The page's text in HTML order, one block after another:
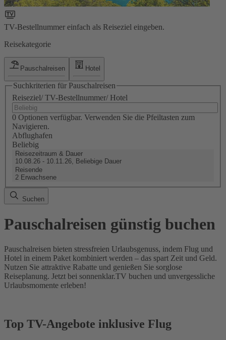
TV-Bestellnummer einfach als Reiseziel eingeben.
Reisekategorie
Pauschalreisen Hotel
Suchkriterien für Pauschalreisen
Reiseziel/ TV-Bestellnummer/ Hotel
0 Optionen verfügbar. Verwenden Sie die Pfeiltasten zum
Navigieren.
Abflughafen
Beliebig
Reisezeitraum & Dauer
10.08.26 - 10.11.26, Beliebige Dauer
Reisende
2 Erwachsene
Suchen
Pauschalreisen günstig buchen
Pauschalreisen bieten stressfreien Urlaubsgenuss, indem Flug und
Hotel in einem Paket kombiniert werden – das spart Zeit und Geld.
Nutzen Sie attraktive Rabatte und genießen Sie sorglose
Reiseplanung. Jetzt bei sonnenklar.TV buchen und unvergessliche
Urlaubsmomente erleben!
Top TV-Angebote inklusive Flug